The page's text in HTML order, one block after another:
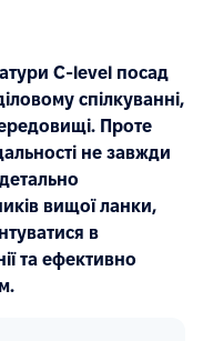
C-level посад
спілкуванні,
Проте
не завжди
вищої ланки,
в
та ефективно